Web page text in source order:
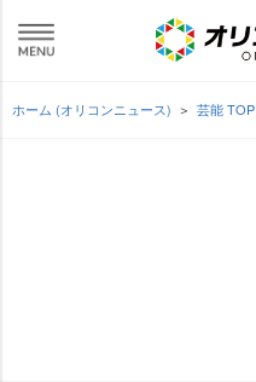
ホーム (オリコンニュース) 芸能 TOP